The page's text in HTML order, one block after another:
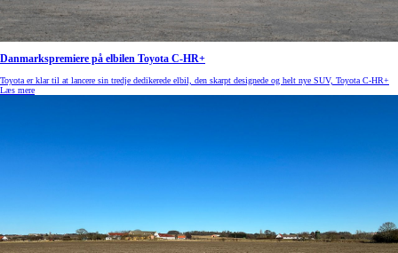
Danmarkspremiere på elbilen Toyota C-HR+
Toyota er klar til at lancere sin tredje dedikerede elbil, den skarpt designede og helt nye SUV, Toyota C-HR+
Læs mere